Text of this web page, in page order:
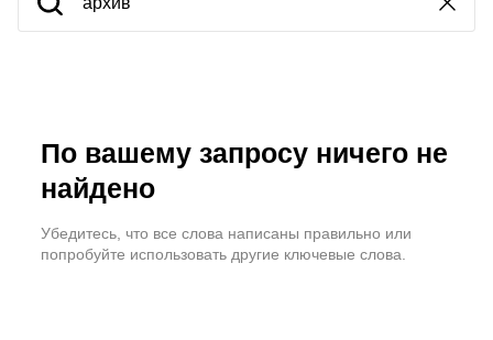
По вашему запросу ничего не
найдено
Убедитесь, что все слова написаны правильно или
попробуйте использовать другие ключевые слова.